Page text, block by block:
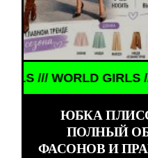
/// WORLD GIRLS ///
ЮБКА
ПОЛНЫЙ
ФАСОНОВ И